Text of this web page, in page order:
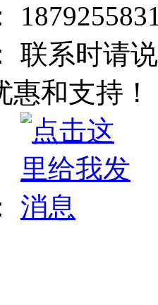
联系时请
和支持！